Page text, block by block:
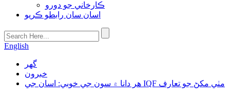
ڪارخاني جو دورو
اسان سان رابطو ڪريو
English
گھر
خبرون
هر دانا ۾ سون جي خوبي: اسان جي IQF مٺي مکڻ جو تعارف